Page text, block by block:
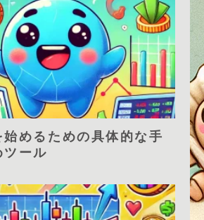
めるための具体的な手
ツール